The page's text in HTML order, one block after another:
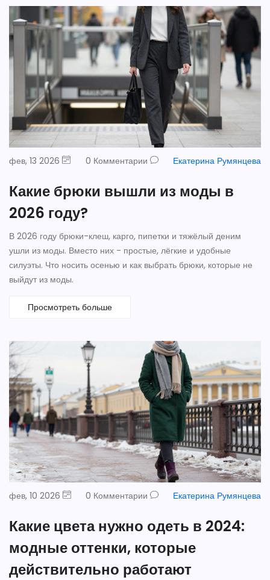
фев, 13 2026 0 Комментарии Екатерина Румянцева
Какие брюки вышли из моды в
2026 году?
В 2026 году брюки-клеш, карго, пипетки и тяжёлый деним
ушли из моды. Вместо них - простые, лёгкие и удобные
силуэты. Что носить осенью и как выбрать брюки, которые не
выйдут из моды.
Просмотреть больше
фев, 10 2026 0 Комментарии Екатерина Румянцева
Какие цвета нужно одеть в 2024:
модные оттенки, которые
действительно работают